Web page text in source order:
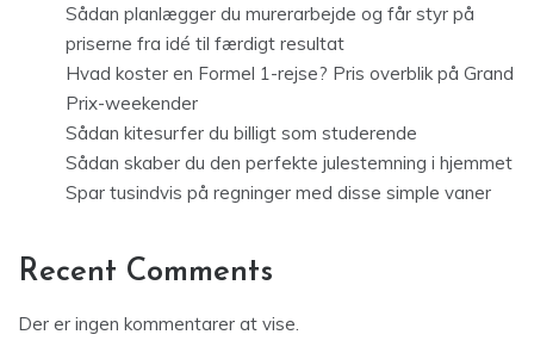
Sådan planlægger du murerarbejde og får styr på
priserne fra idé til færdigt resultat
Hvad koster en Formel 1-rejse? Pris overblik på Grand
Prix-weekender
Sådan kitesurfer du billigt som studerende
Sådan skaber du den perfekte julestemning i hjemmet
Spar tusindvis på regninger med disse simple vaner
Recent Comments
Der er ingen kommentarer at vise.